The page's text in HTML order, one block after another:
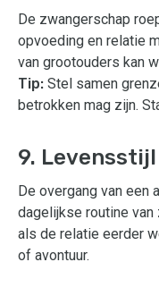
De zwangerschap
opvoeding en relatie
van grootouders kan
Tip: Stel samen
betrokken mag zijn.
9.
De overgang van een
dagelijkse routine van
als de relatie eerder
of avontuur.